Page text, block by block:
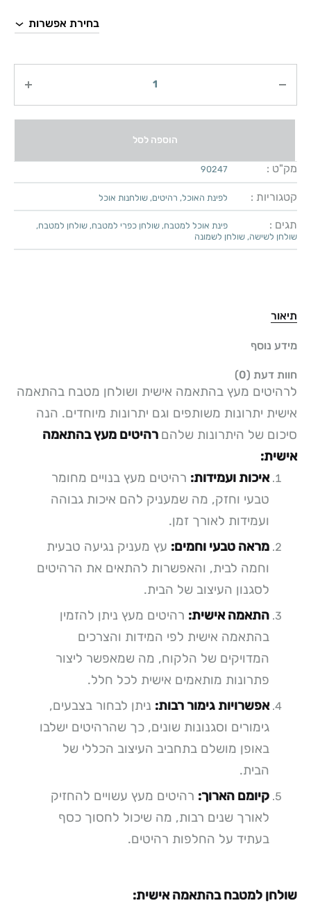
הוספה לסל
מק"ט : 90247
קטגוריות : לפינת האוכל, רהיטים, שולחנות אוכל
תגים : פינת אוכל למטבח, שולחן כפרי למטבח, שולחן למטבח,
שולחן לשישה, שולחן לשמונה
תיאור
מידע נוסף
חוות דעת (0)
לרהיטים מעץ בהתאמה אישית ושולחן מטבח בהתאמה
אישית יתרונות משותפים וגם יתרונות מיוחדים. הנה
סיכום של היתרונות שלהם רהיטים מעץ בהתאמה
אישית:
איכות ועמידות: רהיטים מעץ בנויים מחומר
טבעי וחזק, מה שמעניק להם איכות גבוהה
ועמידות לאורך זמן.
מראה טבעי וחמים: עץ מעניק נגיעה טבעית
וחמה לבית, והאפשרות להתאים את הרהיטים
לסגנון העיצוב של הבית.
התאמה אישית: רהיטים מעץ ניתן להזמין
בהתאמה אישית לפי המידות והצרכים
המדויקים של הלקוח, מה שמאפשר ליצור
פתרונות מותאמים אישית לכל חלל.
אפשרויות גימור רבות: ניתן לבחור בצבעים,
גימורים וסגנונות שונים, כך שהרהיטים ישלבו
באופן מושלם בתחביב העיצוב הכללי של
הבית.
קיומם הארוך: רהיטים מעץ עשויים להחזיק
לאורך שנים רבות, מה שיכול לחסוך כסף
בעתיד על החלפות רהיטים.
שולחן למטבח בהתאמה אישית: